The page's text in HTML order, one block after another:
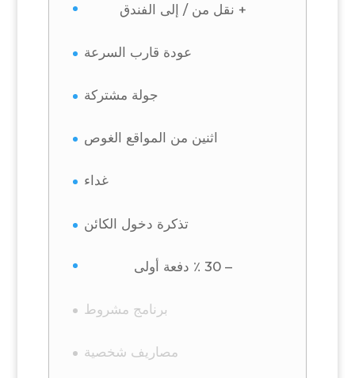
+ نقل من / إلى الفندق
عودة قارب السرعة
جولة مشتركة
اثنين من المواقع الغوص
غداء
تذكرة دخول الكائن
– 30 ٪ دفعة أولى
برنامج مشروط
مصاريف شخصية